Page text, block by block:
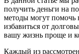
получить деньги на
методы могут помочь
избавиться от
вашу жизнь проще и
Каждый из